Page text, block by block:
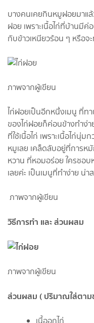
บางคนเคยกินหมูฝอยมาแล้ว
ฝอย เพราะเนื้อไก่ที่บ้านมีค่
กับข้าวเหนียวร้อน ๆ หรือจ
ภาพจากผู้เขียน
ไก่ฝอยเป็นอีกหนึ่งเมนู ที่ท
ของไก่ฝอยก็ค่อนข้างทำง่า
ที่ใช้เนื้อไก่ เพราะเนื้อไก่นุ่
หมูเลย เคล็ดลับอยู่ที่การหมั
หวาน ที่หอมอร่อย ใครชอบ
เลยค่ะ เป็นเมนูที่ทำง่าย น่า
ภาพจากผู้เขียน
วิธีการทำ และ ส่วนผสม
ภาพจากผู้เขียน
ส่วนผสม ( ปริมาณใส่ตา
เนื้ออกไก่